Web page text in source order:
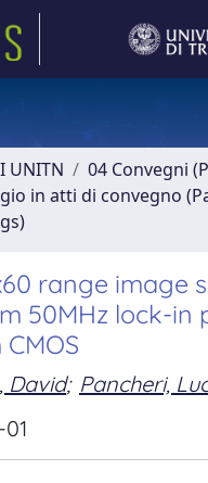
UNITN
04 Convegni
in atti di convegno
range image
50MHz lock-in
CMOS
David; Pancheri,